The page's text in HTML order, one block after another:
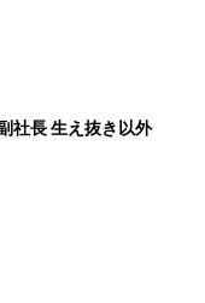
社長 生え抜き以外